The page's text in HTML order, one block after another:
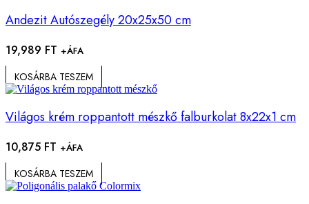
Andezit Autószegély 20x25x50 cm
19,989 FT +ÁFA
KOSÁRBA TESZEM
Világos krém roppantott mészkő falburkolat 8x22x1 cm
10,875 FT +ÁFA
KOSÁRBA TESZEM